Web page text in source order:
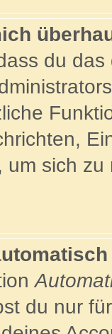
du
um sich
du nur